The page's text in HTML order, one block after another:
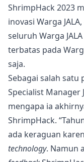
ShrimpHack 2023
inovasi Warga
seluruh Warga
terbatas pada
saja.
Sebagai salah satu
Specialist Manager
mengapa ia
ShrimpHack.
ada keraguan
technology. Namun